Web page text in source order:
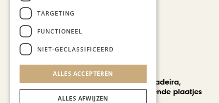
Een week op Madeira,
voorbij de bekende plaatjes
TARGETING
FUNCTIONEEL
NIET-GECLASSIFICEERD
ALLES ACCEPTEREN
ALLES AFWIJZEN